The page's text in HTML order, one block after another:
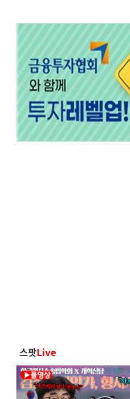
스팟Live